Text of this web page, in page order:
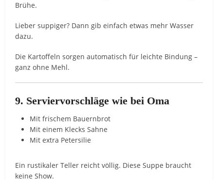
Brühe.
Lieber suppiger? Dann gib einfach etwas mehr Wasser
dazu.
Die Kartoffeln sorgen automatisch für leichte Bindung –
ganz ohne Mehl.
9. Serviervorschläge wie bei Oma
Mit frischem Bauernbrot
Mit einem Klecks Sahne
Mit extra Petersilie
Ein rustikaler Teller reicht völlig. Diese Suppe braucht
keine Show.